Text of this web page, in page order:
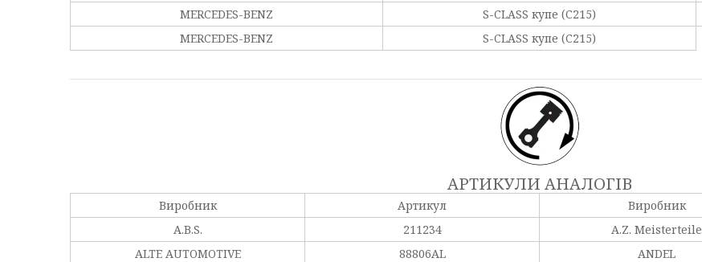
MERCEDES-BENZ
S-CLASS купе (C215)
MERCEDES-BENZ
S-CLASS купе (C215)
АРТИКУЛИ АНАЛОГІВ
Виробник Артикул Виробник
A.B.S.
211234 A.Z. Meisterteile
ALTE AUTOMOTIVE
88806AL ANDEL